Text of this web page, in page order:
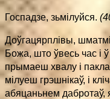
Госпадзе, зьмілуйся.
Доўгацярплівы,
Божа, што ўвесь час і
прымаеш хвалу і
мілуеш грэшнікаў, і
абяцаньнем дабротаў,